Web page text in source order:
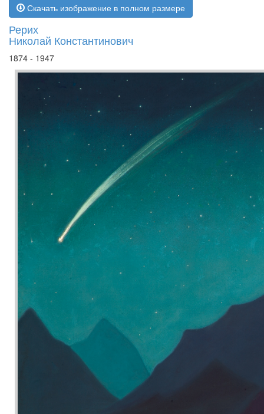
Скачать изображение в полном размере
Рерих
Николай Константинович
1874 - 1947